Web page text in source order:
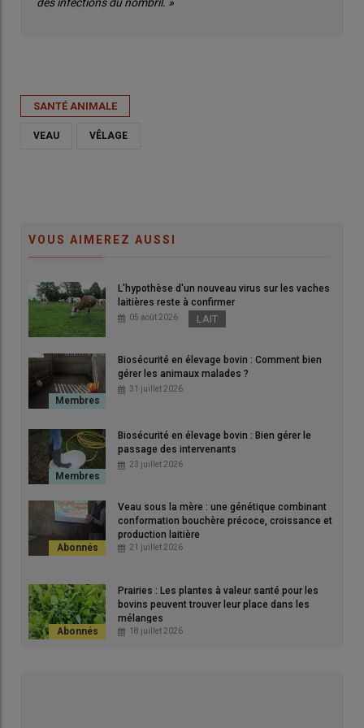
SANTÉ ANIMALE
VEAU VÊLAGE
VOUS AIMEREZ AUSSI
L'hypothèse d'un nouveau virus sur les vaches
laitières reste à confirmer
05 août 2026 LAIT
Biosécurité en élevage bovin : Comment bien
gérer les animaux malades ?
31 juillet 2026
Biosécurité en élevage bovin : Bien gérer le
passage des intervenants
23 juillet 2026
Veau sous la mère : une génétique combinant
conformation bouchère précoce, croissance et
production laitière
21 juillet 2026
Prairies : Les plantes à valeur santé pour les
bovins peuvent trouver leur place dans les
mélanges
18 juillet 2026